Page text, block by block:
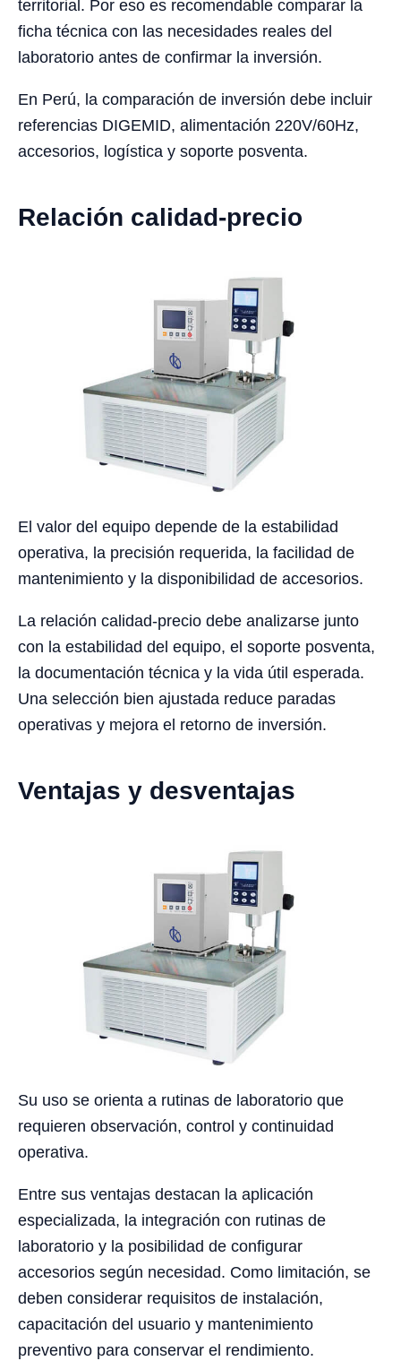
territorial. Por eso es recomendable comparar la
ficha técnica con las necesidades reales del
laboratorio antes de confirmar la inversión.
En Perú, la comparación de inversión debe incluir
referencias DIGEMID, alimentación 220V/60Hz,
accesorios, logística y soporte posventa.
Relación calidad-precio
El valor del equipo depende de la estabilidad
operativa, la precisión requerida, la facilidad de
mantenimiento y la disponibilidad de accesorios.
La relación calidad-precio debe analizarse junto
con la estabilidad del equipo, el soporte posventa,
la documentación técnica y la vida útil esperada.
Una selección bien ajustada reduce paradas
operativas y mejora el retorno de inversión.
Ventajas y desventajas
Su uso se orienta a rutinas de laboratorio que
requieren observación, control y continuidad
operativa.
Entre sus ventajas destacan la aplicación
especializada, la integración con rutinas de
laboratorio y la posibilidad de configurar
accesorios según necesidad. Como limitación, se
deben considerar requisitos de instalación,
capacitación del usuario y mantenimiento
preventivo para conservar el rendimiento.